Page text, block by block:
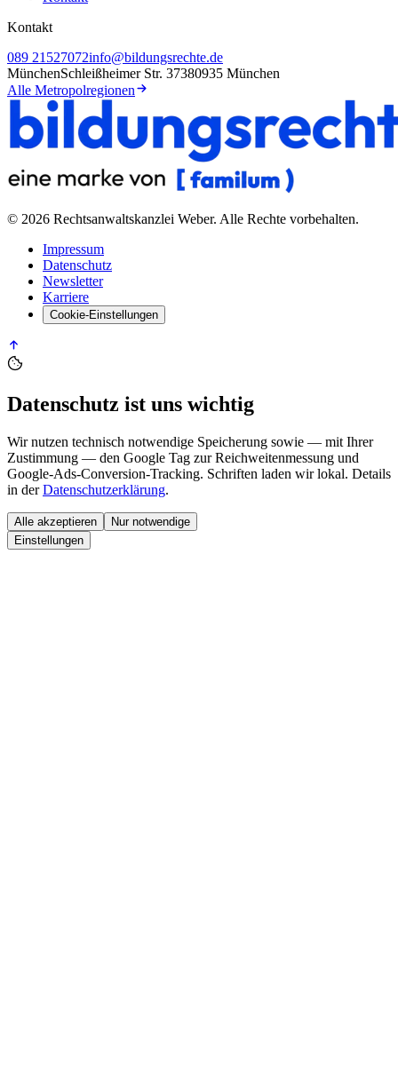
Kontakt
089 21527072info@bildungsrechte.de
MünchenSchleißheimer Str. 37380935 München
Alle Metropolregionen
© 2026 Rechtsanwaltskanzlei Weber. Alle Rechte vorbehalten.
Impressum
Datenschutz
Newsletter
Karriere
Cookie-Einstellungen
Datenschutz ist uns wichtig
Wir nutzen technisch notwendige Speicherung sowie — mit Ihrer
Zustimmung — den Google Tag zur Reichweitenmessung und
Google-Ads-Conversion-Tracking. Schriften laden wir lokal. Details
in der Datenschutzerklärung.
Alle akzeptieren
Nur notwendige
Einstellungen